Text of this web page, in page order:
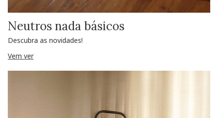
Neutros nada básicos
Descubra as novidades!
Vem ver